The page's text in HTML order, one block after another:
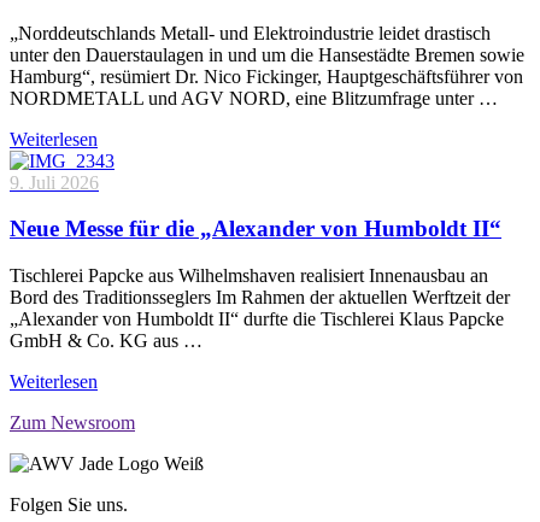
„Norddeutschlands Metall- und Elektroindustrie leidet drastisch
unter den Dauerstaulagen in und um die Hansestädte Bremen sowie
Hamburg“, resümiert Dr. Nico Fickinger, Hauptgeschäftsführer von
NORDMETALL und AGV NORD, eine Blitzumfrage unter …
Weiterlesen
9. Juli 2026
Neue Messe für die „Alexander von Humboldt II“
Tischlerei Papcke aus Wilhelmshaven realisiert Innenausbau an
Bord des Traditionsseglers Im Rahmen der aktuellen Werftzeit der
„Alexander von Humboldt II“ durfte die Tischlerei Klaus Papcke
GmbH & Co. KG aus …
Weiterlesen
Zum Newsroom
Folgen Sie uns.